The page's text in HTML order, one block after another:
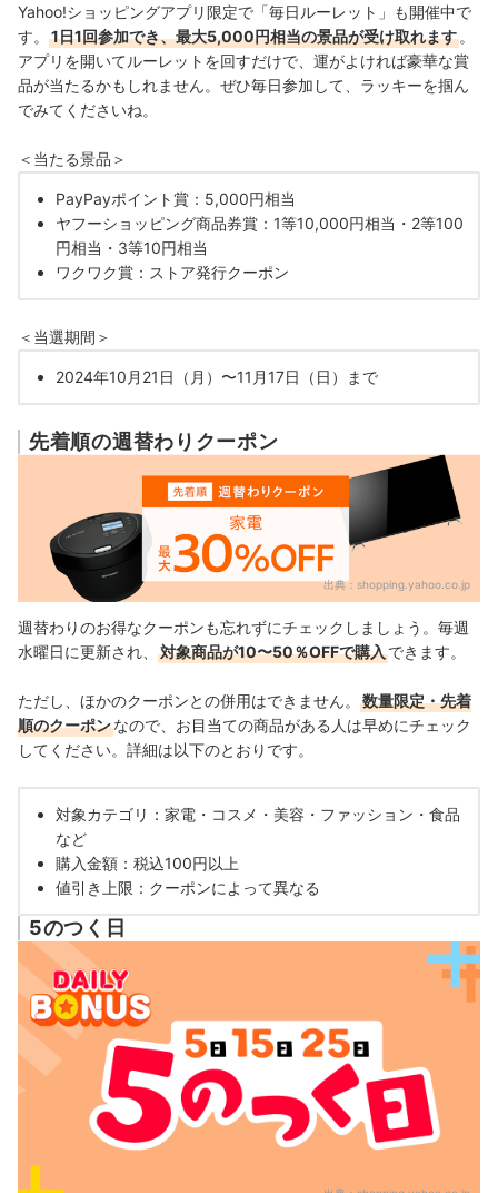
Yahoo!ショッピングアプリ限定で「毎日ルーレット」も開催中で
す。
1日1回参加でき、最大5,000円相当の景品が受け取れます 。
アプリを開いてルーレットを回すだけで、運がよければ豪華な賞
品が当たるかもしれません。ぜひ毎日参加して、ラッキーを掴ん
でみてくださいね。
＜当たる景品＞
PayPayポイント賞：5,000円相当
ヤフーショッピング商品券賞：1等10,000円相当・2等100
円相当・3等10円相当
ワクワク賞：ストア発行クーポン
＜当選期間＞
2024年10月21日（月）〜11月17日（日）まで
先着順の週替わりクーポン
出典： shopping.yahoo.co.jp
週替わりのお得なクーポンも忘れずにチェックしましょう。毎週
水曜日に更新され、
対象商品が10〜50％OFFで購入できます。
ただし、ほかのクーポンとの併用はできません。
数量限定・先着
順のクーポンなので、お目当ての商品がある人は早めにチェック
してください。詳細は以下のとおりです。
対象カテゴリ： 家電・コスメ・美容・ファッション・食品
など
購入金額：税込100円以上
値引き上限：クーポンによって異なる
5のつく日